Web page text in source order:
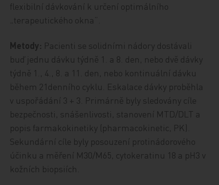
flexibilní dávkování k určení optimálního
„terapeutického okna“.
Metody: Pacienti se solidními nádory dostávali
buď jednu dávku týdně 1. a 8. den, nebo dvě dávky
týdně 1., 4., 8. a 11. den, nebo kontinuální dávku
během 21denního cyklu. Eskalace dávky proběhla
v uspořádání 3 + 3. Primárně byly sledovány cíle
bezpečnosti, snášenlivosti, stanovení MTD/DLT a
popis farmakokinetiky (pharmacokinetic, PK).
Sekundární cíle byly posouzení protinádorového
účinku a měření M30/M65, cytokeratinu 18 a pH3 v
kožních biopsiích.